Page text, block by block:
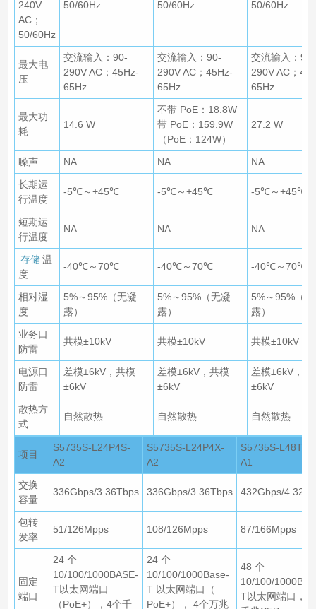
240V
AC；
50/60Hz
50/60Hz 50/60Hz 50/60Hz
最大电
压
交流输入：90-
290V AC；45Hz-
65Hz
交流输入：90-
290V AC；45Hz-
65Hz
交流输入：90-
290V AC；
65Hz
最大功
耗
14.6 W
不带 PoE：18.8W
带 PoE：159.9W
（PoE：124W）
27.2 W
噪声 NA NA
NA
长期运
行温度
-5℃～+45℃ -5℃～+45℃ -5℃～+45℃
短期运
行温度
NA NA NA
存储 温
度
-40℃～70℃ -40℃～70℃ -40℃～70℃
相对湿
度
5%～95%（无凝
露）
5%～95%（无凝
露）
5%～95%（
露）
业务口
防雷
共模±10kV 共模±10kV 共模±10kV
电源口
防雷
差模±6kV，共模
±6kV
差模±6kV，共模
±6kV
差模±6kV，共
±6kV
散热方
式
自然散热 自然散热 自然散热
项目
S5735S-L24P4S-
A2
S5735S-L24P4X-
A2
S5735S-
A1
交换
容量
336Gbps/3.36Tbps 336Gbps/3.36Tbps 432Gbps/
包转
发率
51/126Mpps 108/126Mpps 87/166Mpps
固定
端口
24 个
10/100/1000BASE-
T以太网端口
（PoE+），4个千
24 个
10/100/1000Base-
T 以太网端口（
PoE+）， 4个万兆
48 个
10/100/
T以太网端口，4